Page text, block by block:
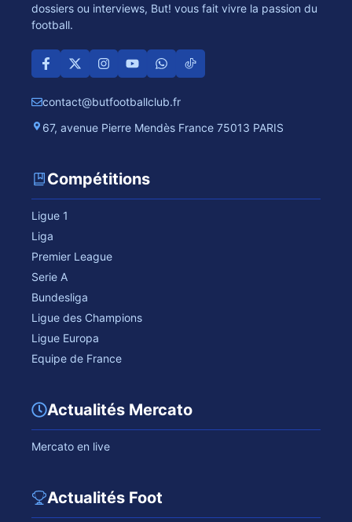
dossiers ou interviews, But! vous fait vivre la passion du
football.
contact@butfootballclub.fr
67, avenue Pierre Mendès France 75013 PARIS
Compétitions
Ligue 1
Liga
Premier League
Serie A
Bundesliga
Ligue des Champions
Ligue Europa
Equipe de France
Actualités Mercato
Mercato en live
Actualités Foot